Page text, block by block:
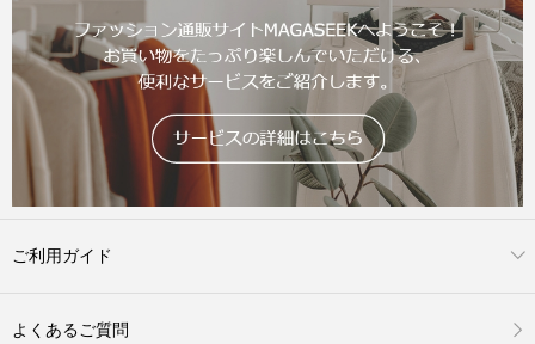
ご利用ガイド
よくあるご質問